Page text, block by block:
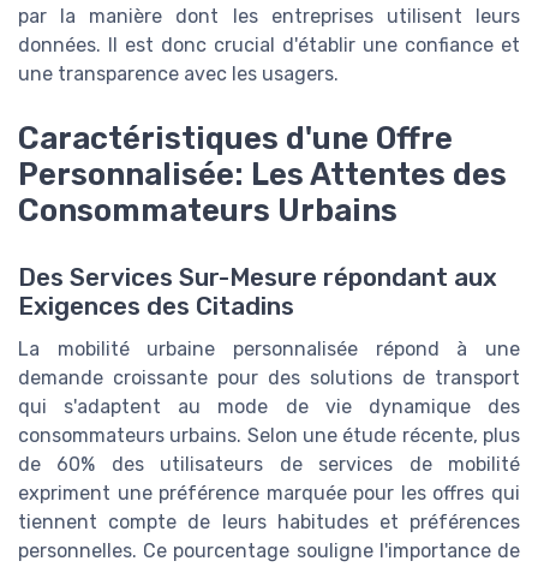
par la manière dont les entreprises utilisent leurs
données. Il est donc crucial d'établir une confiance et
une transparence avec les usagers.
Caractéristiques d'une Offre
Personnalisée: Les Attentes des
Consommateurs Urbains
Des Services Sur-Mesure répondant aux
Exigences des Citadins
La mobilité urbaine personnalisée répond à une
demande croissante pour des solutions de transport
qui s'adaptent au mode de vie dynamique des
consommateurs urbains. Selon une étude récente, plus
de 60% des utilisateurs de services de mobilité
expriment une préférence marquée pour les offres qui
tiennent compte de leurs habitudes et préférences
personnelles. Ce pourcentage souligne l'importance de